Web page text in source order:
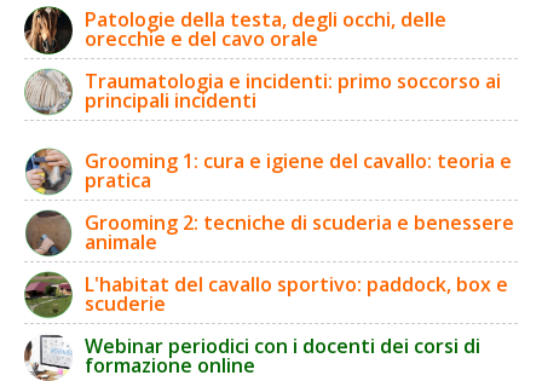
Patologie della testa, degli occhi, delle
orecchie e del cavo orale
Traumatologia e incidenti: primo soccorso ai
principali incidenti
Grooming 1: cura e igiene del cavallo: teoria e
pratica
Grooming 2: tecniche di scuderia e benessere
animale
L'habitat del cavallo sportivo: paddock, box e
scuderie
Webinar periodici con i docenti dei corsi di
formazione online